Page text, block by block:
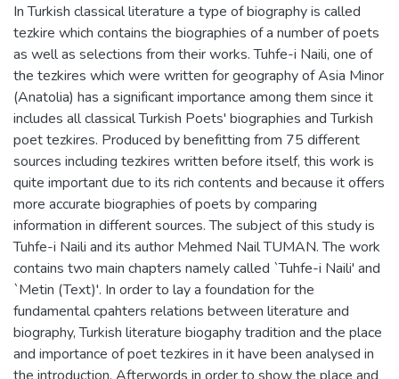
In Turkish classical literature a type of biography is called
tezkire which contains the biographies of a number of poets
as well as selections from their works. Tuhfe-i Naili, one of
the tezkires which were written for geography of Asia Minor
(Anatolia) has a significant importance among them since it
includes all classical Turkish Poets' biographies and Turkish
poet tezkires. Produced by benefitting from 75 different
sources including tezkires written before itself, this work is
quite important due to its rich contents and because it offers
more accurate biographies of poets by comparing
information in different sources. The subject of this study is
Tuhfe-i Naili and its author Mehmed Nail TUMAN. The work
contains two main chapters namely called `Tuhfe-i Naili' and
`Metin (Text)'. In order to lay a foundation for the
fundamental cpahters relations between literature and
biography, Turkish literature biogaphy tradition and the place
and importance of poet tezkires in it have been analysed in